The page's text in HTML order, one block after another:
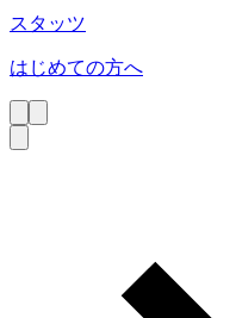
スタッツ
はじめての方へ